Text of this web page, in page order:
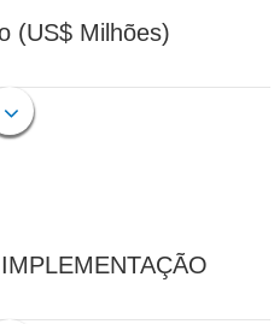
(US$ Milhões)